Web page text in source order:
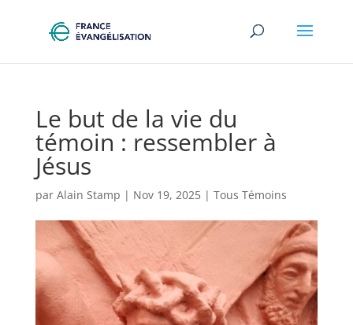
Le but de la vie du
témoin : ressembler à
Jésus
par Alain Stamp | Nov 19, 2025| Tous Témoins